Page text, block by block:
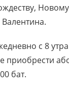
Новому
с 8
приобрести
бат.